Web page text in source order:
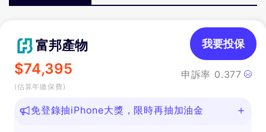
險
險
險
富邦產物
$74,395
(估算年繳保費)
申訴率 0.377
我要投保
免登錄抽iPhone大獎，限時再抽加油金